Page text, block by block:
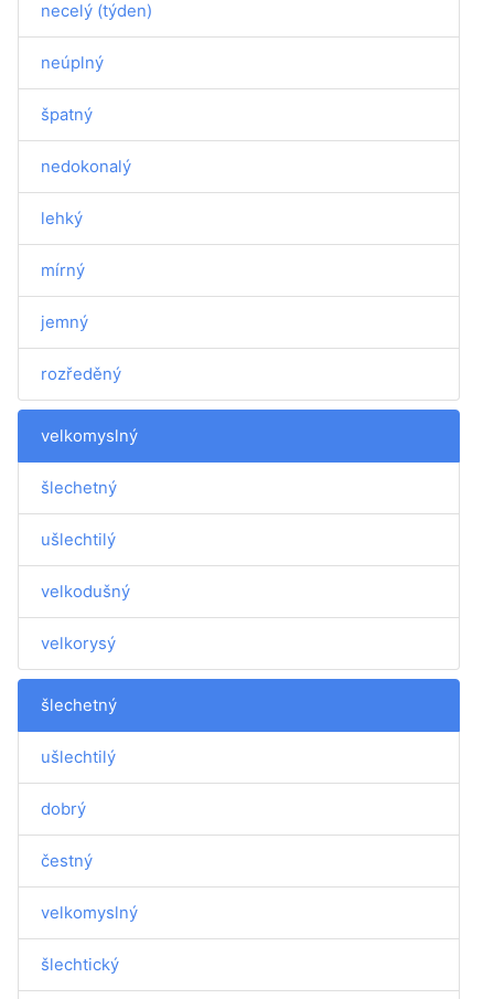
necelý (týden)
neúplný
špatný
nedokonalý
lehký
mírný
jemný
rozředěný
velkomyslný
šlechetný
ušlechtilý
velkodušný
velkorysý
šlechetný
ušlechtilý
dobrý
čestný
velkomyslný
šlechtický